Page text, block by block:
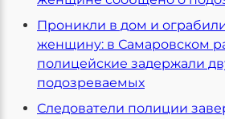
Проникли в дом и
женщину: в Самаровском
полицейские задержали
подозреваемых
Следователи полиции